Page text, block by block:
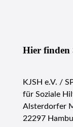
Hier finden
KJSH e.V. /
für Soziale
Alsterdorfer
22297